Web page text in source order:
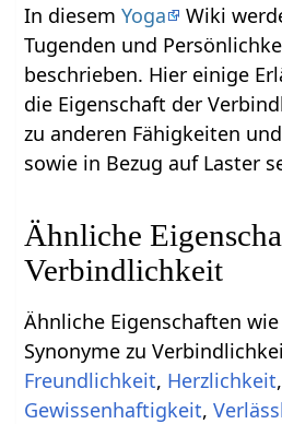
In diesemYoga
Wiki
Tugenden und
beschrieben. Hier einige
die Eigenschaft der
zu anderen Fähigkeiten
sowie in Bezug auf Laster
Ähnliche
Verbindlichkeit
Ähnliche Eigenschaften
Synonyme zu
Freundlichkeit, Herzlichkeit,
Gewissenhaftigkeit,